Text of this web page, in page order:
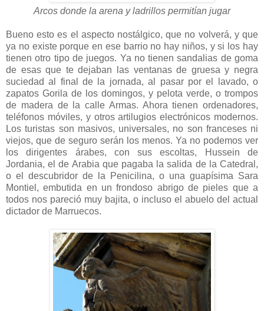
Arcos donde la arena y ladrillos permitían jugar
Bueno esto es el aspecto nostálgico, que no volverá, y que
ya no existe porque en ese barrio no hay niños, y si los hay
tienen otro tipo de juegos. Ya no tienen sandalias de goma
de esas que te dejaban las ventanas de gruesa y negra
suciedad al final de la jornada, al pasar por el lavado, o
zapatos Gorila de los domingos, y pelota verde, o trompos
de madera de la calle Armas. Ahora tienen ordenadores,
teléfonos móviles, y otros artilugios electrónicos modernos.
Los turistas son masivos, universales, no son franceses ni
viejos, que de seguro serán los menos. Ya no podemos ver
los dirigentes árabes, con sus escoltas, Hussein de
Jordania, el de Arabia que pagaba la salida de la Catedral,
o el descubridor de la Penicilina, o una guapísima Sara
Montiel, embutida en un frondoso abrigo de pieles que a
todos nos pareció muy bajita, o incluso el abuelo del actual
dictador de Marruecos.